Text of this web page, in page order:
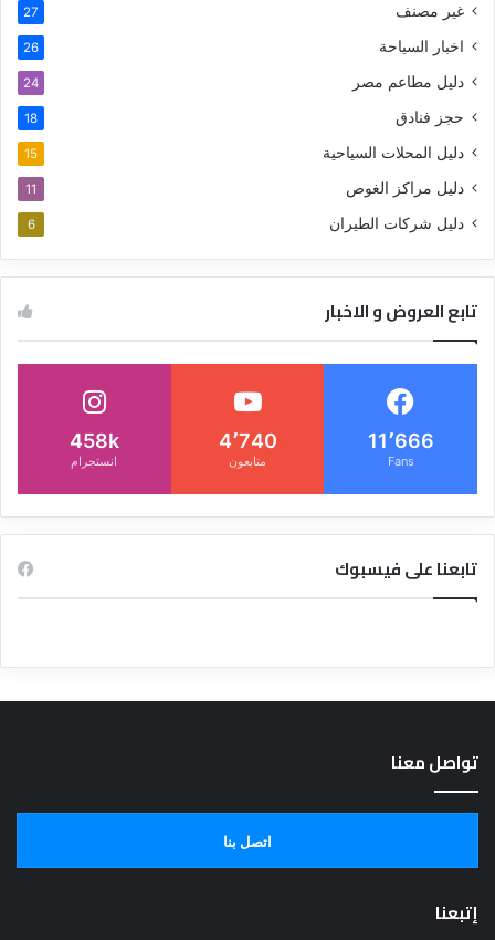
غير مصنف 27
اخبار السياحة 26
دليل مطاعم مصر 24
حجز فنادق 18
دليل المحلات السياحية 15
دليل مراكز الغوص 11
دليل شركات الطيران 6
تابع العروض و الاخبار
11٬666
Fans
4٬740
متابعون
458k
انستجرام
تابعنا على فيسبوك
تواصل معنا
اتصل بنا
إتبعنا